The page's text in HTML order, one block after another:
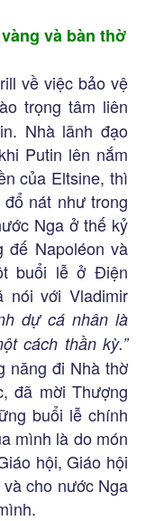
và bàn thờ
về việc bảo vệ
trọng tâm liên
Nhà lãnh đạo
Putin lên nắm
của Eltsine, thì
nát như trong
Nga ở thế kỷ
đế Napoléon và
buổi lễ ở Điện
nói với Vladimir
dự cá nhân là
cách thần kỳ.”
năng đi Nhà thờ
đã mời Thượng
buổi lễ chính
mình là do món
hội, Giáo hội
cho nước Nga